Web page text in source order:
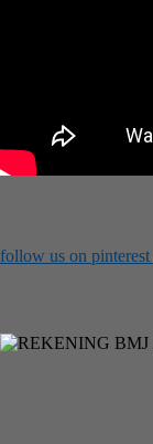
follow us on pinterest